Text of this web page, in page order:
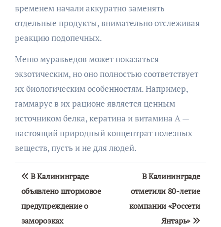
временем начали аккуратно заменять
отдельные продукты, внимательно отслеживая
реакцию подопечных.
Меню муравьедов может показаться
экзотическим, но оно полностью соответствует
их биологическим особенностям. Например,
гаммарус в их рационе является ценным
источником белка, кератина и витамина А —
настоящий природный концентрат полезных
веществ, пусть и не для людей.
Навигация
по
записям
В Калининграде
объявлено штормовое
предупреждение о
заморозках
В Калининграде
отметили 80-летие
компании «Россети
Янтарь»